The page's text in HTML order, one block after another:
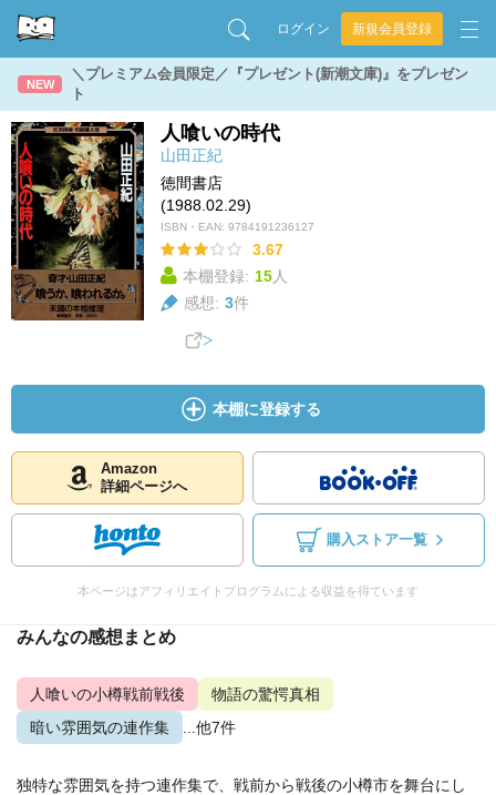
ログイン 新規会員登録
NEW
＼プレミアム会員限定／『プレゼント(新潮文庫)』をプレゼン
ト
人喰いの時代
山田正紀
徳間書店
(1988.02.29)
ISBN・EAN: 9784191236127
3.67
本棚登録: 15人
感想: 3件
本棚に登録する
Amazon
詳細ページへ
購入ストア一覧
本ページはアフィリエイトプログラムによる収益を得ています
みんなの感想まとめ
人喰いの小樽戦前戦後
物語の驚愕真相
暗い雰囲気の連作集
...他7件
独特な雰囲気を持つ連作集で、戦前から戦後の小樽市を舞台にし